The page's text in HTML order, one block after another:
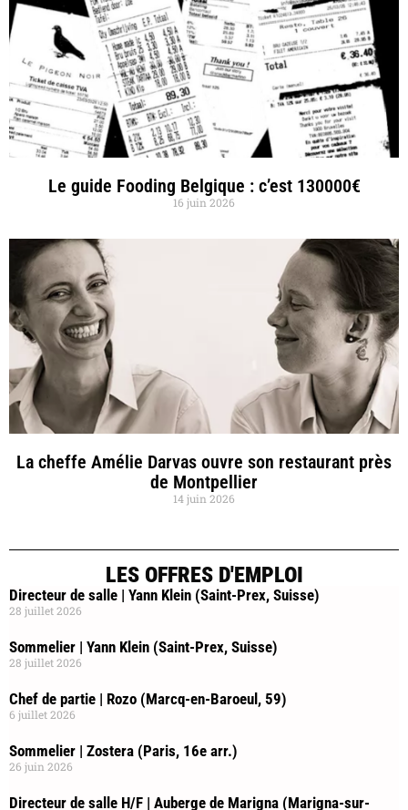
Le guide Fooding Belgique : c’est 130000€
16 juin 2026
La cheffe Amélie Darvas ouvre son restaurant près
de Montpellier
14 juin 2026
LES OFFRES D'EMPLOI
Directeur de salle | Yann Klein (Saint-Prex, Suisse)
28 juillet 2026
Sommelier | Yann Klein (Saint-Prex, Suisse)
28 juillet 2026
Chef de partie | Rozo (Marcq-en-Baroeul, 59)
6 juillet 2026
Sommelier | Zostera (Paris, 16e arr.)
26 juin 2026
Directeur de salle H/F | Auberge de Marigna (Marigna-sur-